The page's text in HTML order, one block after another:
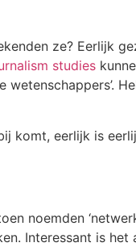
ze? Eerlijk
studies
komt, eerlijk is
noemden
Interessant is